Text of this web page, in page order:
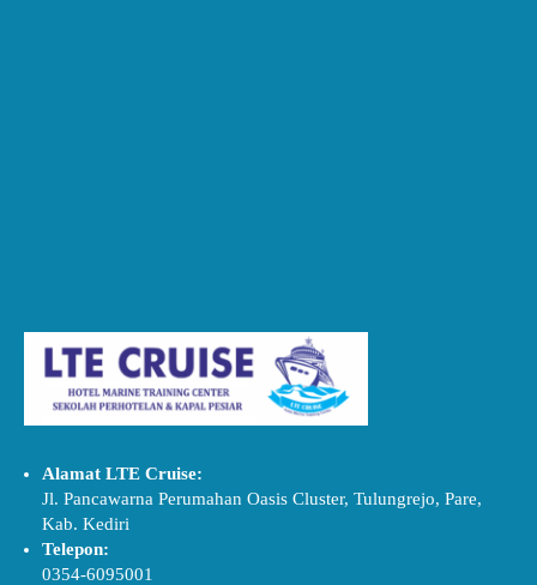
Alamat LTE Cruise:
Jl. Pancawarna Perumahan Oasis Cluster, Tulungrejo, Pare,
Kab. Kediri
Telepon:
0354-6095001